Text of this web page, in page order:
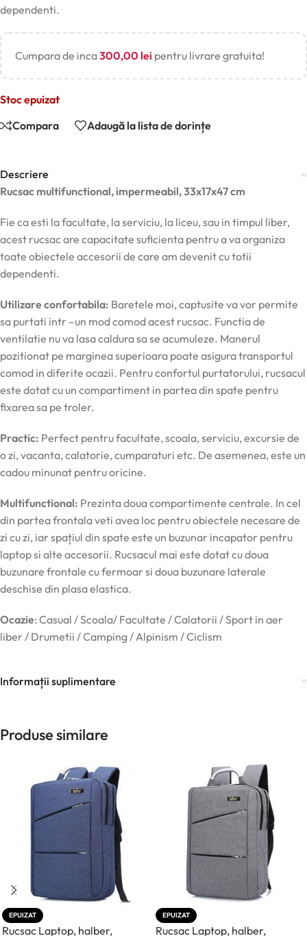
dependenti.
Cumpara de inca300,00 lei pentru livrare gratuita!
Stoc epuizat
Compara
Adaugă la lista de dorințe
Descriere
Rucsac multifunctional, impermeabil, 33x17x47 cm
Fie ca esti la facultate, la serviciu, la liceu, sau in timpul liber,
acest rucsac are capacitate suficienta pentru a va organiza
toate obiectele accesorii de care am devenit cu totii
dependenti.
Utilizare confortabila: Baretele moi, captusite va vor permite
sa purtati intr –un mod comod acest rucsac. Functia de
ventilatie nu va lasa caldura sa se acumuleze. Manerul
pozitionat pe marginea superioara poate asigura transportul
comod in diferite ocazii. Pentru confortul purtatorului, rucsacul
este dotat cu un compartiment in partea din spate pentru
fixarea sa pe troler.
Practic: Perfect pentru facultate, scoala, serviciu, excursie de
o zi, vacanta, calatorie, cumparaturi etc. De asemenea, este un
cadou minunat pentru oricine.
Multifunctional: Prezinta doua compartimente centrale. In cel
din partea frontala veti avea loc pentru obiectele necesare de
zi cu zi, iar spațiul din spate este un buzunar incapator pentru
laptop si alte accesorii. Rucsacul mai este dotat cu doua
buzunare frontale cu fermoar si doua buzunare laterale
deschise din plasa elastica.
Ocazie: Casual / Scoala/ Facultate / Calatorii / Sport in aer
liber / Drumetii / Camping / Alpinism / Ciclism
Informații suplimentare
Produse similare
EPUIZAT
Rucsac Laptop, halber,
EPUIZAT
Rucsac Laptop, halber,